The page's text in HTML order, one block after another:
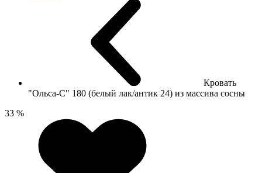
Кровать
"Ольса-С" 180 (белый лак/антик 24) из массива сосны
33 %